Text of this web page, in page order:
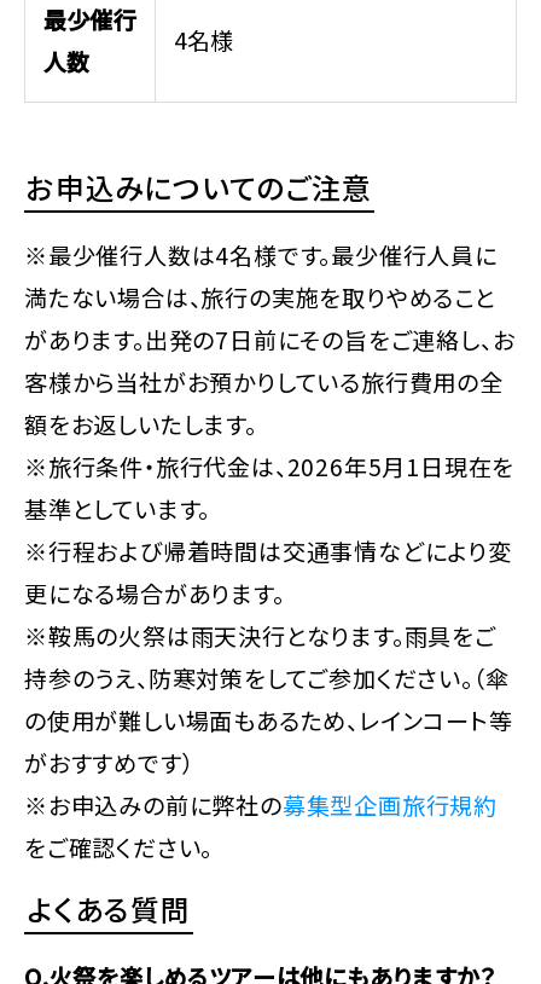
最少催行
人数
4名様
お申込みについてのご注意
※最少催行人数は4名様です。最少催行人員に
満たない場合は、旅行の実施を取りやめること
があります。出発の7日前にその旨をご連絡し、お
客様から当社がお預かりしている旅行費用の全
額をお返しいたします。
※旅行条件・旅行代金は、2026年5月1日現在を
基準としています。
※行程および帰着時間は交通事情などにより変
更になる場合があります。
※鞍馬の火祭は雨天決行となります。雨具をご
持参のうえ、防寒対策をしてご参加ください。（傘
の使用が難しい場面もあるため、レインコート等
がおすすめです）
※お申込みの前に弊社の募集型企画旅行規約
をご確認ください。
よくある質問
Q.火祭を楽しめるツアーは他にもありますか？